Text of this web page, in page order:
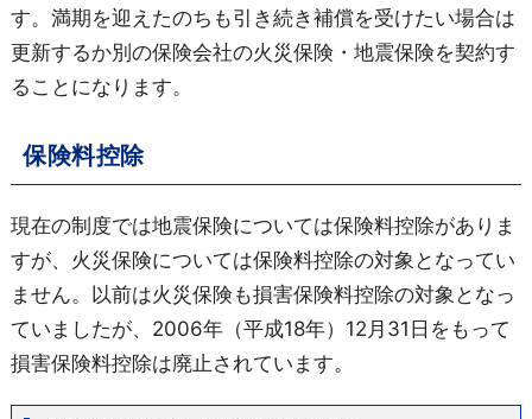
す。満期を迎えたのちも引き続き補償を受けたい場合は
更新するか別の保険会社の火災保険・地震保険を契約す
ることになります。
保険料控除
現在の制度では地震保険については保険料控除がありま
すが、火災保険については保険料控除の対象となってい
ません。以前は火災保険も損害保険料控除の対象となっ
ていましたが、2006年（平成18年）12月31日をもって
損害保険料控除は廃止されています。